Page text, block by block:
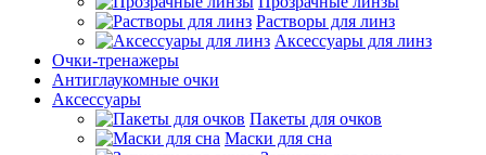
Растворы для линз
Аксессуары для линз
Очки-тренажеры
Антиглаукомные очки
Аксессуары
Пакеты для очков
Маски для сна